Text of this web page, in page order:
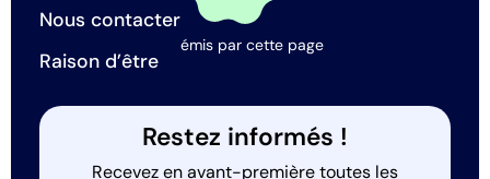
Nous contacter
Raison d’être
émis par cette page
Restez informés !
Recevez en avant-première toutes les